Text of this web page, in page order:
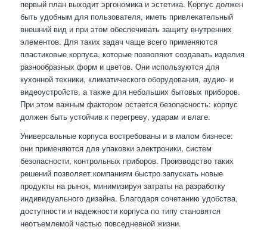
первый план выходит эргономика и эстетика. Корпус должен
быть удобным для пользователя, иметь привлекательный
внешний вид и при этом обеспечивать защиту внутренних
элементов. Для таких задач чаще всего применяются
пластиковые корпуса, которые позволяют создавать изделия
разнообразных форм и цветов. Они используются для
кухонной техники, климатического оборудования, аудио- и
видеоустройств, а также для небольших бытовых приборов.
При этом важным фактором остается безопасность: корпус
должен быть устойчив к перегреву, ударам и влаге.
Универсальные корпуса востребованы и в малом бизнесе:
они применяются для упаковки электроники, систем
безопасности, контрольных приборов. Производство таких
решений позволяет компаниям быстро запускать новые
продукты на рынок, минимизируя затраты на разработку
индивидуального дизайна. Благодаря сочетанию удобства,
доступности и надежности корпуса по типу становятся
неотъемлемой частью повседневной жизни.